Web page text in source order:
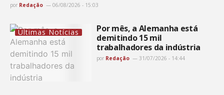
por Redação 06/08/2026 - 15:03
Últimas Notícias
Por mês, a Alemanha está
demitindo 15 mil
trabalhadores da indústria
por Redação 31/07/2026 - 14:44